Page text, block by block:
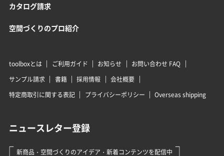
カタログ請求
空間づくりのプロ紹介
toolboxとは ご利用ガイド お知らせ
お問い合わせ FAQ
サンプル請求
書籍 採用情報
会社概要
特定商取引に関する表記
プライバシーポリシー Overseas shipping